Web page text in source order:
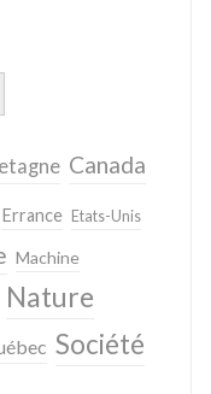
Canada
Errance Etats-Unis
Machine
Nature
Société